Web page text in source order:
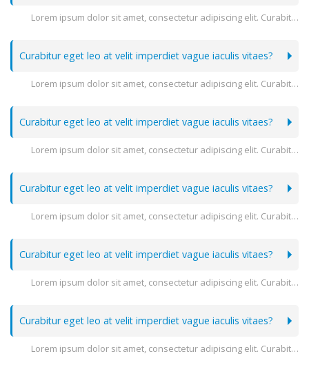
Lorem ipsum dolor sit amet, consectetur adipiscing elit. Curabitur eget leo at velit imperdiet varius. In eu ipsum vitae velit congue iaculis vitae at risus. Nullam tortor nunc, bibendum vitae semper a, volutpat eget massa. Lorem ipsum dolor sit amet, consectetur adipiscing elit. Integer fringilla, orci sit amet posuere auctor, orci eros pellentesque odio, nec pellentesque erat ligula nec massa. Aenean consequat lorem ut felis ullamcorper posuere gravida tellus faucibus. Maecenas dolor elit, pulvinar eu vehicula eu, consequat et lacus. Duis et purus ipsum. In auctor mattis ipsum id molestie. Donec risus nulla, fringilla a rhoncus vitae, semper a massa. Vivamus ullamcorper, enim sit amet consequat laoreet, tortor tortor dictum urna, ut egestas urna ipsum nec libero. Nulla justo leo, molestie vel tempor nec, egestas at massa. Aenean pulvinar, felis porttitor iaculis pulvinar, odio orci sodales odio, ac pulvinar felis quam sit.
Curabitur eget leo at velit imperdiet vague iaculis vitaes?
Lorem ipsum dolor sit amet, consectetur adipiscing elit. Curabitur eget leo at velit imperdiet varius. In eu ipsum vitae velit congue iaculis vitae at risus. Nullam tortor nunc, bibendum vitae semper a, volutpat eget massa. Lorem ipsum dolor sit amet, consectetur adipiscing elit. Integer fringilla, orci sit amet posuere auctor, orci eros pellentesque odio, nec pellentesque erat ligula nec massa. Aenean consequat lorem ut felis ullamcorper posuere gravida tellus faucibus. Maecenas dolor elit, pulvinar eu vehicula eu, consequat et lacus. Duis et purus ipsum. In auctor mattis ipsum id molestie. Donec risus nulla, fringilla a rhoncus vitae, semper a massa. Vivamus ullamcorper, enim sit amet consequat laoreet, tortor tortor dictum urna, ut egestas urna ipsum nec libero. Nulla justo leo, molestie vel tempor nec, egestas at massa. Aenean pulvinar, felis porttitor iaculis pulvinar, odio orci sodales odio, ac pulvinar felis quam sit.
Curabitur eget leo at velit imperdiet vague iaculis vitaes?
Lorem ipsum dolor sit amet, consectetur adipiscing elit. Curabitur eget leo at velit imperdiet varius. In eu ipsum vitae velit congue iaculis vitae at risus. Nullam tortor nunc, bibendum vitae semper a, volutpat eget massa. Lorem ipsum dolor sit amet, consectetur adipiscing elit. Integer fringilla, orci sit amet posuere auctor, orci eros pellentesque odio, nec pellentesque erat ligula nec massa. Aenean consequat lorem ut felis ullamcorper posuere gravida tellus faucibus. Maecenas dolor elit, pulvinar eu vehicula eu, consequat et lacus. Duis et purus ipsum. In auctor mattis ipsum id molestie. Donec risus nulla, fringilla a rhoncus vitae, semper a massa. Vivamus ullamcorper, enim sit amet consequat laoreet, tortor tortor dictum urna, ut egestas urna ipsum nec libero. Nulla justo leo, molestie vel tempor nec, egestas at massa. Aenean pulvinar, felis porttitor iaculis pulvinar, odio orci sodales odio, ac pulvinar felis quam sit.
Curabitur eget leo at velit imperdiet vague iaculis vitaes?
Lorem ipsum dolor sit amet, consectetur adipiscing elit. Curabitur eget leo at velit imperdiet varius. In eu ipsum vitae velit congue iaculis vitae at risus. Nullam tortor nunc, bibendum vitae semper a, volutpat eget massa. Lorem ipsum dolor sit amet, consectetur adipiscing elit. Integer fringilla, orci sit amet posuere auctor, orci eros pellentesque odio, nec pellentesque erat ligula nec massa. Aenean consequat lorem ut felis ullamcorper posuere gravida tellus faucibus. Maecenas dolor elit, pulvinar eu vehicula eu, consequat et lacus. Duis et purus ipsum. In auctor mattis ipsum id molestie. Donec risus nulla, fringilla a rhoncus vitae, semper a massa. Vivamus ullamcorper, enim sit amet consequat laoreet, tortor tortor dictum urna, ut egestas urna ipsum nec libero. Nulla justo leo, molestie vel tempor nec, egestas at massa. Aenean pulvinar, felis porttitor iaculis pulvinar, odio orci sodales odio, ac pulvinar felis quam sit.
Curabitur eget leo at velit imperdiet vague iaculis vitaes?
Lorem ipsum dolor sit amet, consectetur adipiscing elit. Curabitur eget leo at velit imperdiet varius. In eu ipsum vitae velit congue iaculis vitae at risus. Nullam tortor nunc, bibendum vitae semper a, volutpat eget massa. Lorem ipsum dolor sit amet, consectetur adipiscing elit. Integer fringilla, orci sit amet posuere auctor, orci eros pellentesque odio, nec pellentesque erat ligula nec massa. Aenean consequat lorem ut felis ullamcorper posuere gravida tellus faucibus. Maecenas dolor elit, pulvinar eu vehicula eu, consequat et lacus. Duis et purus ipsum. In auctor mattis ipsum id molestie. Donec risus nulla, fringilla a rhoncus vitae, semper a massa. Vivamus ullamcorper, enim sit amet consequat laoreet, tortor tortor dictum urna, ut egestas urna ipsum nec libero. Nulla justo leo, molestie vel tempor nec, egestas at massa. Aenean pulvinar, felis porttitor iaculis pulvinar, odio orci sodales odio, ac pulvinar felis quam sit.
Curabitur eget leo at velit imperdiet vague iaculis vitaes?
Lorem ipsum dolor sit amet, consectetur adipiscing elit. Curabitur eget leo at velit imperdiet varius. In eu ipsum vitae velit congue iaculis vitae at risus. Nullam tortor nunc, bibendum vitae semper a, volutpat eget massa. Lorem ipsum dolor sit amet, consectetur adipiscing elit. Integer fringilla, orci sit amet posuere auctor, orci eros pellentesque odio, nec pellentesque erat ligula nec massa. Aenean consequat lorem ut felis ullamcorper posuere gravida tellus faucibus. Maecenas dolor elit, pulvinar eu vehicula eu, consequat et lacus. Duis et purus ipsum. In auctor mattis ipsum id molestie. Donec risus nulla, fringilla a rhoncus vitae, semper a massa. Vivamus ullamcorper, enim sit amet consequat laoreet, tortor tortor dictum urna, ut egestas urna ipsum nec libero. Nulla justo leo, molestie vel tempor nec, egestas at massa. Aenean pulvinar, felis porttitor iaculis pulvinar, odio orci sodales odio, ac pulvinar felis quam sit.